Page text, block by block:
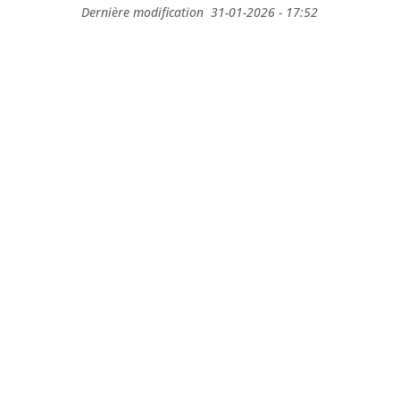
Dernière modification 31-01-2026 - 17:52